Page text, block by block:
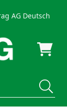
AG Deutsch